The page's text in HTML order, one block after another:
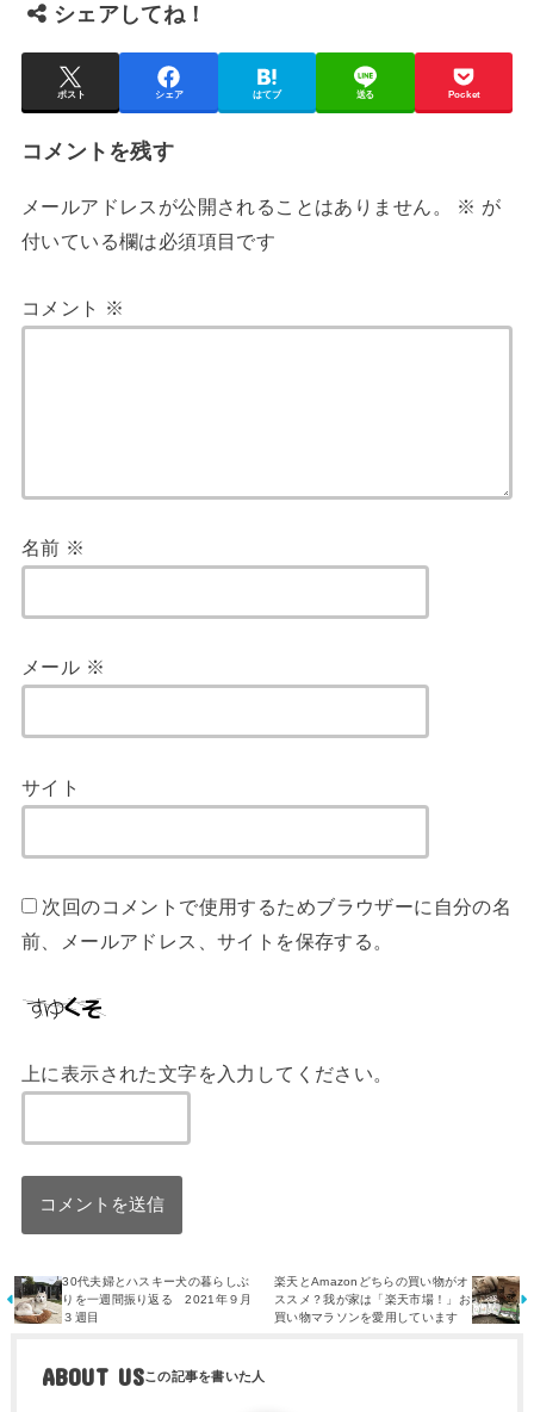
シェアしてね！
ポスト シェア はてブ 送る Pocket
コメントを残す
メールアドレスが公開されることはありません。 ※ が
付いている欄は必須項目です
コメント ※
名前 ※
メール ※
サイト
次回のコメントで使用するためブラウザーに自分の名
前、メールアドレス、サイトを保存する。
上に表示された文字を入力してください。
30代夫婦とハスキー犬の暮らしぶ
りを一週間振り返る 2021年９月
３週目
楽天とAmazonどちらの買い物がオ
ススメ？我が家は「楽天市場！」お
買い物マラソンを愛用しています
ABOUT US